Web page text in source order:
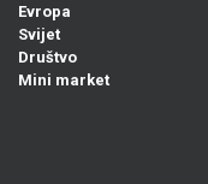
Evropa
Svijet
Društvo
Mini market